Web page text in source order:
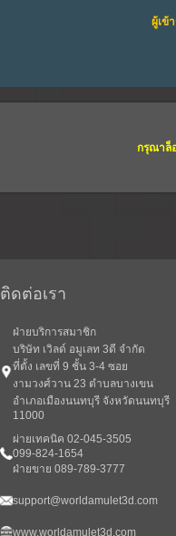
ผู้เข้
กรุณาล็
ติดต่อเรา
ฝ่ายบริการสมาชิก
บริษัท เวิลด์ อมูเลท 3ดี จำกัด
ที่ตั้ง เลขที่ 9 ชั้น 3-4 ซอย
งามวงศ์วาน 23 ตำบลบางเขน
อำเภอเมืองนนทบุรี จังหวัดนนทบุรี
11000
ผ่ายเทคนิค 02-045-3505
099-824-1654
ฝ่ายขาย 089-789-3777
support@worldamulet3d.com
www.worldamulet3d.com